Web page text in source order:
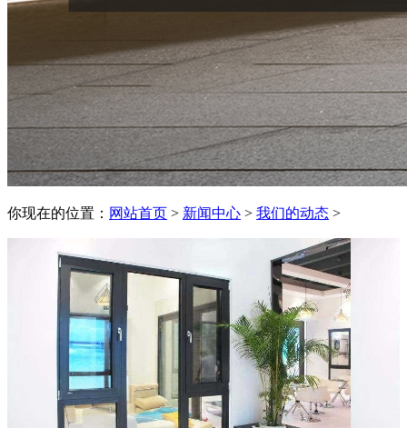
你现在的位置： 网站首页 > 新闻中心 > 我们的动态 >